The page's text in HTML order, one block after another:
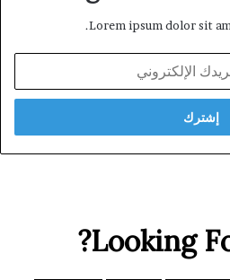
Lorem ipsum dolor sit
Looking